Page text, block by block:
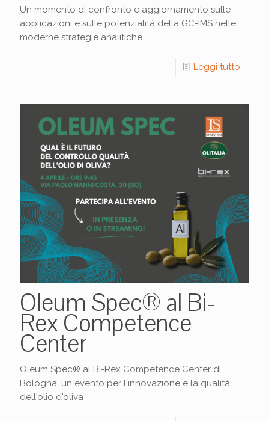
Un momento di confronto e aggiornamento sulle
applicazioni e sulle potenzialità della GC-IMS nelle
moderne strategie analitiche
Leggi tutto
Oleum Spec® al Bi-
Rex Competence
Center
Oleum Spec® al Bi-Rex Competence Center di
Bologna: un evento per l'innovazione e la qualità
dell'olio d'oliva